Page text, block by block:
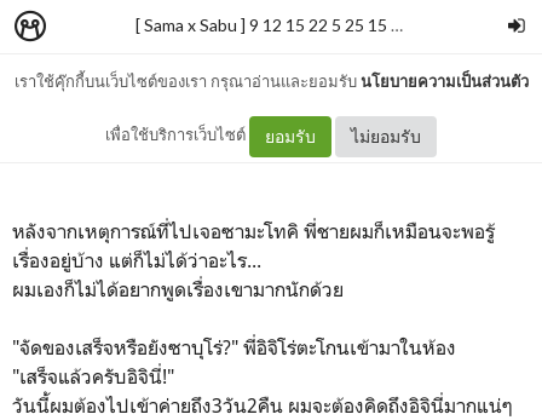
เราใช้คุ๊กกี้บนเว็บไซต์ของเรา กรุณาอ่านและยอมรับนโยบายความเป็นส่วนตัว
เพื่อใช้บริการเว็บไซต์ ยอมรับ ไม่ยอมรับ
[ Sama x Sabu ] 9 12 15 22 5 25 15 21♡ เจ้าปลาวาฬ.
4
หลังจากเหตุการณ์ที่ไปเจอซามะโทคิ พี่ชายผมก็เหมือนจะพอรู้
เรื่องอยู่บ้าง แต่ก็ไม่ได้ว่าอะไร...
ผมเองก็ไม่ได้อยากพูดเรื่องเขามากนักด้วย
"จัดของเสร็จหรือยังซาบุโร่?" พี่อิจิโร่ตะโกนเข้ามาในห้อง
"เสร็จแล้วครับอิจินี่!"
วันนี้ผมต้องไปเข้าค่ายถึง3วัน2คืน ผมจะต้องคิดถึงอิจินี่มากแน่ๆ